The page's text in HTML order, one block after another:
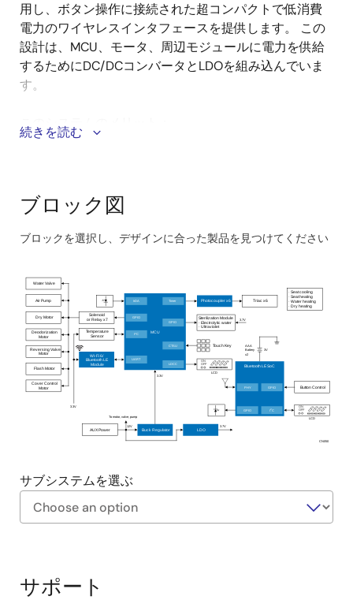
用し、ボタン操作に接続された超コンパクトで低消費
電力のワイヤレスインタフェースを提供します。 この
設計は、MCU、モータ、周辺モジュールに電力を供給
するためにDC/DCコンバータとLDOを組み込んでいま
す。
このシステムのメリット：
Bluetooth LE SoCはコンパクトで低消費電力のリモ
ート設計が可能
高性能DC/DCコンバータとLDOにより、精密な電力
フォトカプラは高性能な信号の絶縁と制御を提供
続きを読む
ブロック図
ブロックを選択し、デザインに合った製品を見つけてください
interactive
block
diagram
CN050
Water Valve
Air Pump
Dry Motor
Deodorization
Motor
Reversing Valve
Motor
Flash Motor
Cover Control
Motor
Solenoid
or Relay x7
Temperature
Sensor
Wi-Fi 6/
Bluetooth LE
Module
Triac x6
· Seat cooling
· Seat heating
· Water heating
· Dry heating
Sterilization Module
· Electrolytic water
· Ultraviolet
Button Control
ON
OFF
ON
OFF
3.3V
To motor, valve, pump
12V
3.3V
3.7V
Touch Key
LCD
LCD
3.7V
3V
AAA
Battery
x2
AUX Power Buck Regulator LDO
Bluetooth LE SoC
PHY
GPIO
GPIO
I2C
MCU
I2C
GPIO
IrDA Timer
GPIO
CTSU
LDCC
UART
Photocoupler x6
サブシステムを選ぶ
Diagram
サポート